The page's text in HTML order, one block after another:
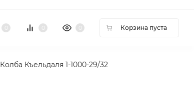
Корзина пуста
Колба Къельдаля 1-1000-29/32